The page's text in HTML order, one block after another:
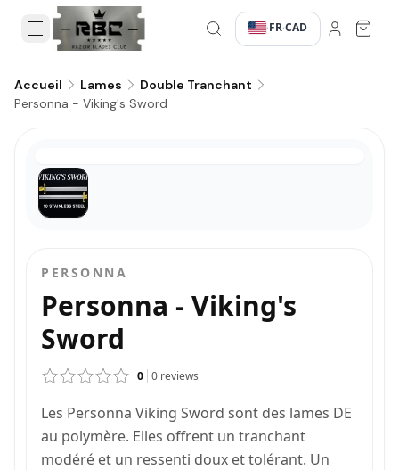
·FR·CAD
Accueil Lames
Double Tranchant
Personna - Viking's Sword
PERSONNA
Personna - Viking's
Sword
0 0 reviews
Les Personna Viking Sword sont des lames DE
au polymère. Elles offrent un tranchant
modéré et un ressenti doux et tolérant. Un